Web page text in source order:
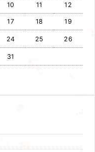
10 11 12
17 18 19
24 25 26
31